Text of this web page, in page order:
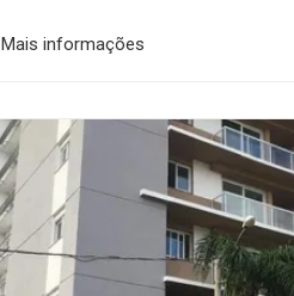
Mais informações